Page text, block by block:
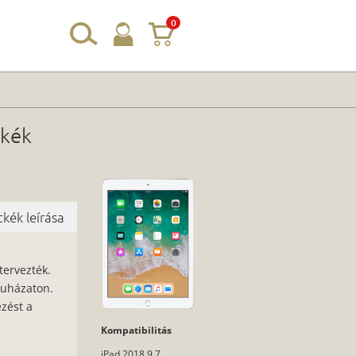
0
leírása
a
Kompatibilitás